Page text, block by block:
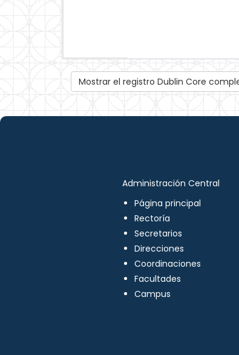
Mostrar el registro Dublin Core
Administración Central
Página principal
Rectoría
Secretarios
Direcciones
Coordinaciones
Facultades
Campus